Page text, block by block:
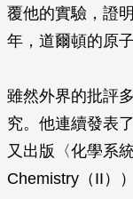
覆他的實驗，證
年，道爾頓的原
雖然外界的批評
究。他連續發表
又出版〈化學系
Chemistry（II）